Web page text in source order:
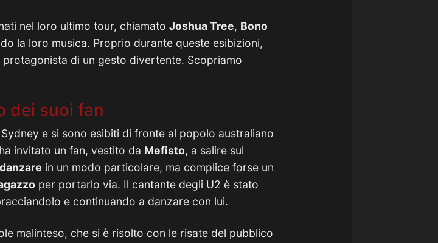
nel loro ultimo tour, chiamato Joshua Tree, Bono
la loro musica. Proprio durante queste esibizioni,
protagonista di un gesto divertente. Scopriamo
dei suoi fan
e si sono esibiti di fronte al popolo australiano
invitato un fan, vestito da Mefisto, a salire sul
danzare in un modo particolare, ma complice forse un
per portarlo via. Il cantante degli U2 è stato
e continuando a danzare con lui.
malinteso, che si è risolto con le risate del pubblico